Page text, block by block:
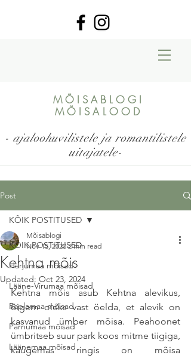
MÕISABLOGI
MÕISALOOD
- ajaloohuvilistele ja romantilistele
uitajatele-
Post
KÕIK POSTITUSED
Harjumaa mõisad
Lääne-Virumaa mõisad
Raplamaa mõisad
Pärnumaa mõisad
Läänemaa mõisad
KÕIK POSTITUSED
Kehtna mõis
Mõisablogi
Nov 15, 2020 2 min read
Updated: Oct 23, 2024
Kehtna mõis asub Kehtna alevikus,
õigem oleks vast öelda, et alevik on
kasvanud ümber mõisa. Peahoonet
ümbritseb suur park koos mitme tiigiga,
kaugemas ringis on mõisa